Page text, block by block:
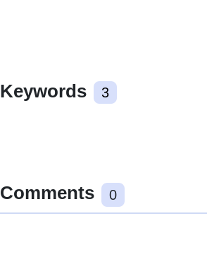
Keywords 3
Comments 0